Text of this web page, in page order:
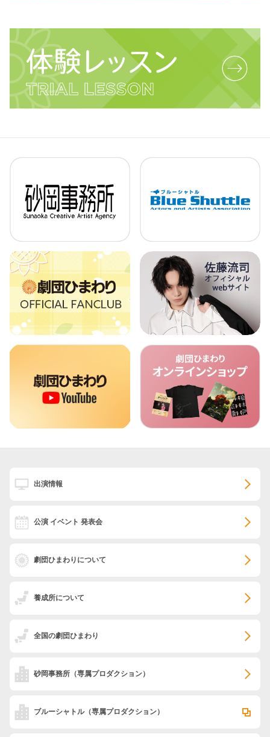
出演情報
公演 イベント 発表会
劇団ひまわりについて
養成所について
全国の劇団ひまわり
砂岡事務所 （専属プロダクション）
ブルーシャトル（専属プロダクション）